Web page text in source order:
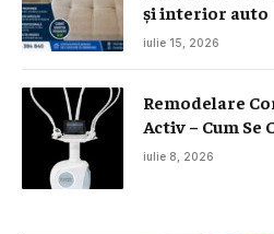
și interior auto
iulie 15, 2026
Remodelare
Activ – Cum Se
iulie 8, 2026